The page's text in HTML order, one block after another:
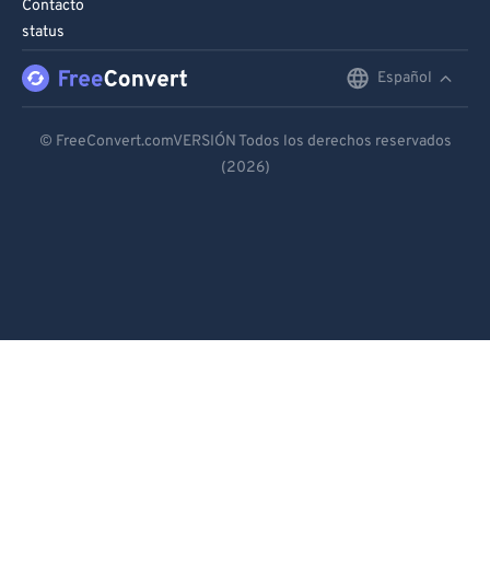
Contacto
status
Español
Español
© FreeConvert.comVERSIÓN Todos los derechos reservados
(2026)